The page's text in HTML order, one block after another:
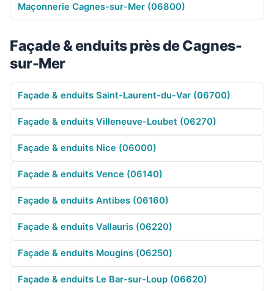
Maçonnerie Cagnes-sur-Mer (06800)
Façade & enduits près de Cagnes-
sur-Mer
Façade & enduits Saint-Laurent-du-Var (06700)
Façade & enduits Villeneuve-Loubet (06270)
Façade & enduits Nice (06000)
Façade & enduits Vence (06140)
Façade & enduits Antibes (06160)
Façade & enduits Vallauris (06220)
Façade & enduits Mougins (06250)
Façade & enduits Le Bar-sur-Loup (06620)